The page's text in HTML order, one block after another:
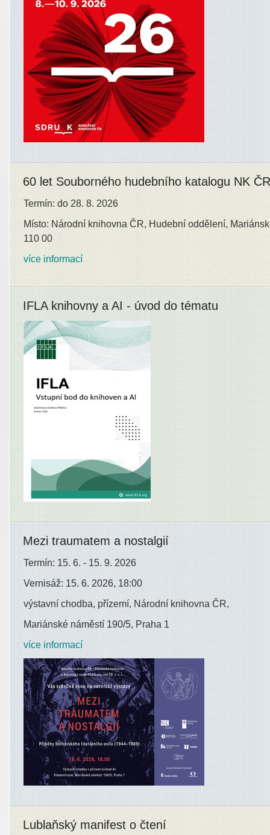
60 let Souborného hudebního katalogu NK ČR
Termín: do 28. 8. 2026
Místo: Národní knihovna ČR, Hudební oddělení,
110 00
více informací
IFLA knihovny a AI - úvod do tématu
Mezi traumatem a nostalgií
Termín: 15. 6. - 15. 9. 2026
Vernisáž: 15. 6. 2026, 18:00
výstavní chodba, přízemí, Národní knihovna ČR,
Mariánské náměstí 190/5, Praha 1
více informací
Lublaňský manifest o čtení